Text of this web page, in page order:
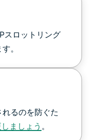
スロットリング
。
るのを防ぐた
ましょう 。